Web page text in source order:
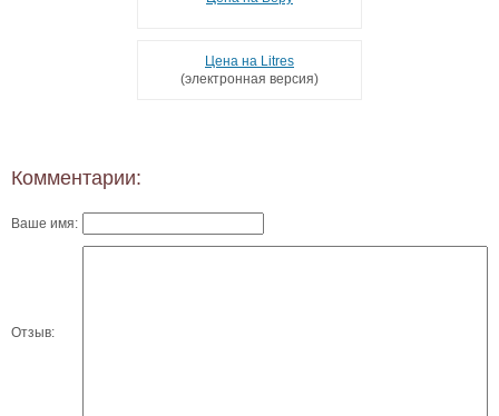
Цена на Litres
(электронная версия)
Комментарии:
Ваше имя:
Отзыв: